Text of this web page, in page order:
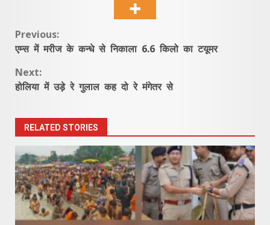
Continue
Previous:
एम्स में मरीज के कन्धे से निकाला 6.6 किलो का टयूमर
Next:
होलिया में उड़े रे गुलाल कह दो रे मंगेतर से
RELATED STORIES